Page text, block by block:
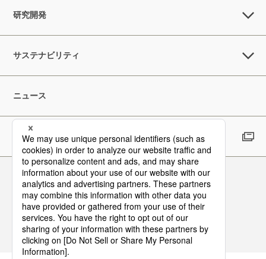
研究開発
サステナビリティ
ニュース
採用情報
Follow Us